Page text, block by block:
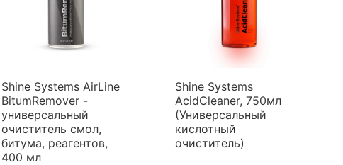
Shine Systems AirLine
BitumRemover -
универсальный
очиститель смол,
битума, реагентов,
400 мл
Shine Systems
AcidCleaner, 750мл
(Универсальный
кислотный
очиститель)